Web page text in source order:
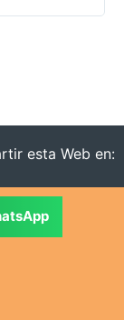
esta Web en: